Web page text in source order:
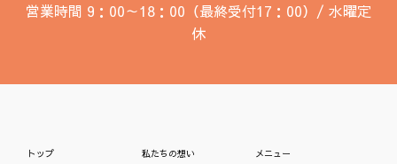
営業時間 9：00～18：00（最終受付17：00）/ 水曜定
休
トップ 私たちの想い メニュー